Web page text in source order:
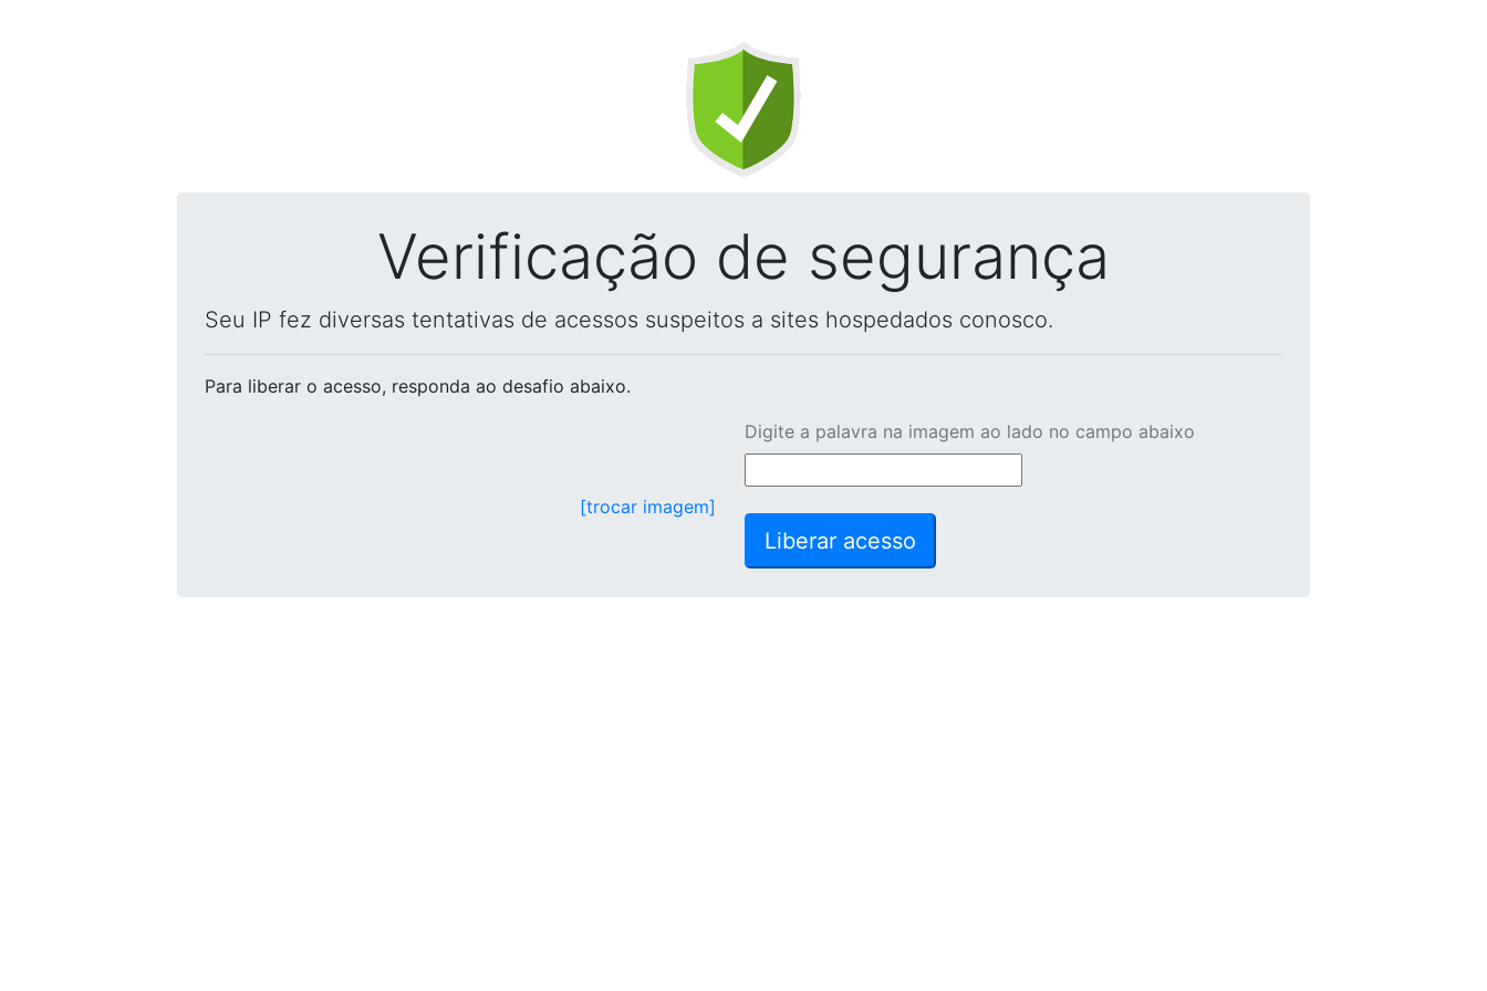
Verificação de segurança
Seu IP fez diversas tentativas de acessos suspeitos a sites hospedados conosco.
Para liberar o acesso, responda ao desafio abaixo.
[trocar imagem]
Digite a palavra na imagem ao lado no campo abaixo